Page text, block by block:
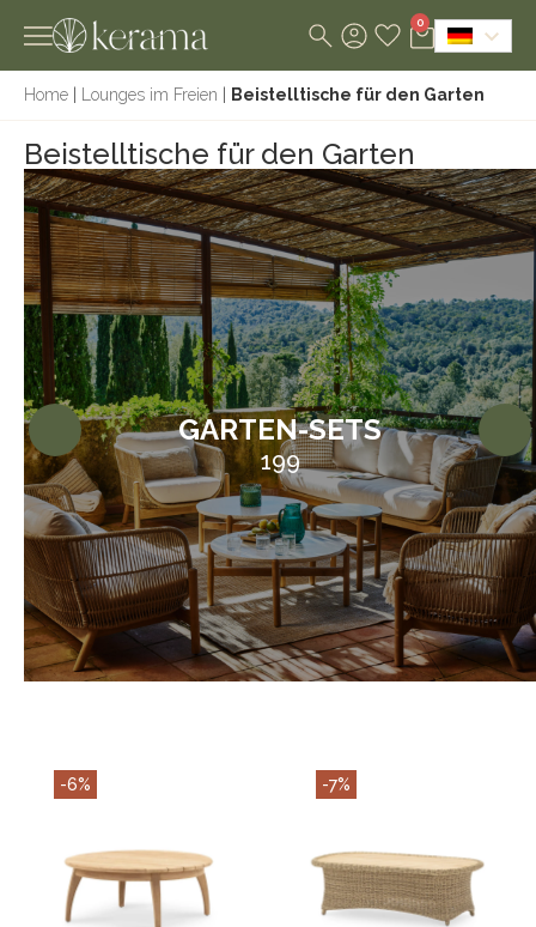
0
Home Lounges im Freien Beistelltische für den Garten
Beistelltische für den Garten
GARTEN-SETS
199
-6%
WARENKORB
LEGEN
-7%
WARENKORB
LEGEN